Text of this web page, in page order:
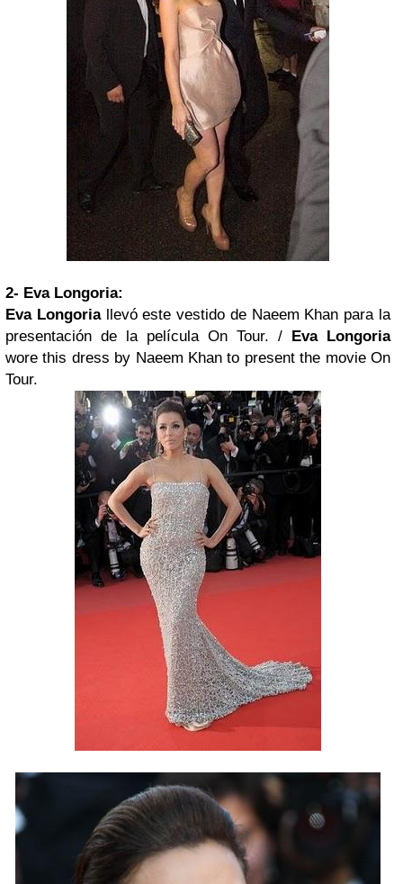
2- Eva Longoria:
Eva Longoriallevó este vestido de Naeem Khan para la
presentación de la película On Tour. /
Eva Longoria
wore this dress by Naeem Khan to present the movie On
Tour.